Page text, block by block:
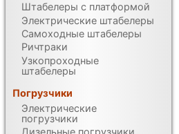
Штабелеры с платформой
Электрические штабелеры
Самоходные штабелеры
Ричтраки
Узкопроходные
штабелеры
Погрузчики
Электрические
погрузчики